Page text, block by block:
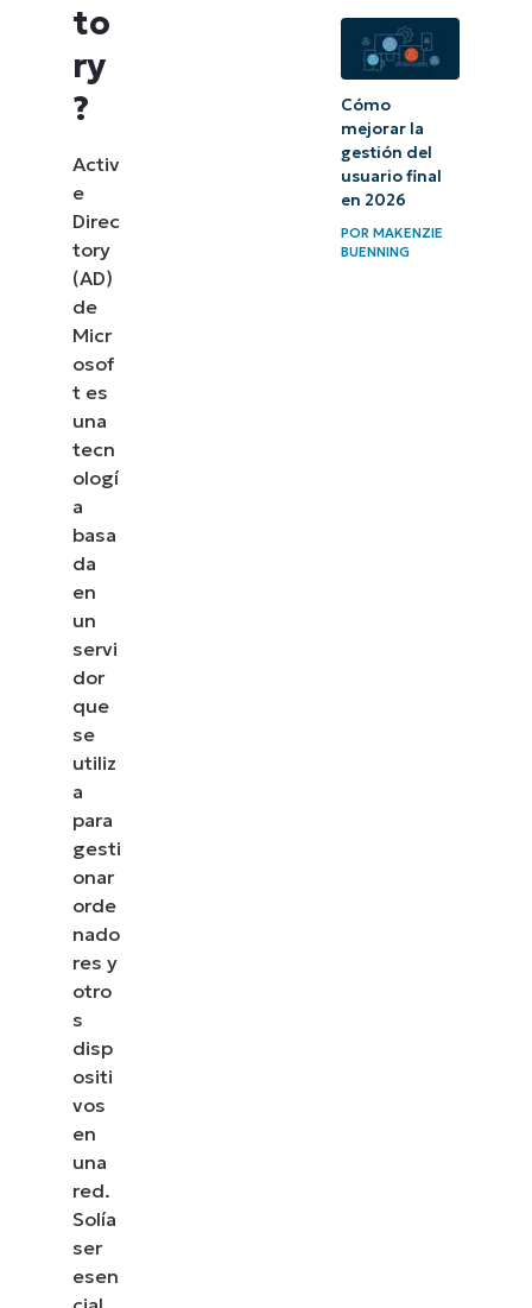
to
ry
?
Activ
e
Direc
tory
(AD)
de
Micr
osof
t es
una
tecn
ologí
a
basa
da
en
un
servi
dor
que
se
utiliz
a
para
gesti
onar
orde
nado
res y
otro
s
disp
ositi
vos
en
una
red.
Solía
ser
esen
Cómo
mejorar la
gestión del
usuario final
en 2026
POR MAKENZIE
BUENNING